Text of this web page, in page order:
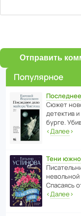
Отправить
Популярное
Сюжет
дете­ктив
бурге.
‹Далее›
Тени
Спасаясь
‹Далее›